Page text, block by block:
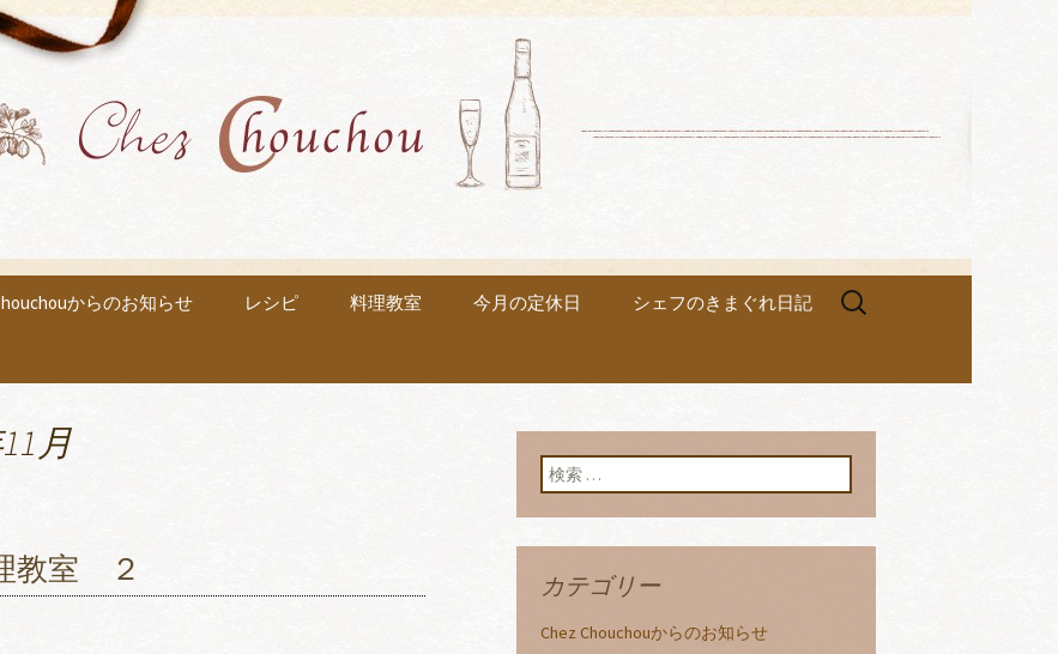
フレンチ「Chez
のブログ
です
からのお知らせ レシピ 料理教室 今月の定休日 シェフのきまぐれ日記
検
月
教室 ２
検索:
カテゴリー
Chez Chouchouからのお知らせ